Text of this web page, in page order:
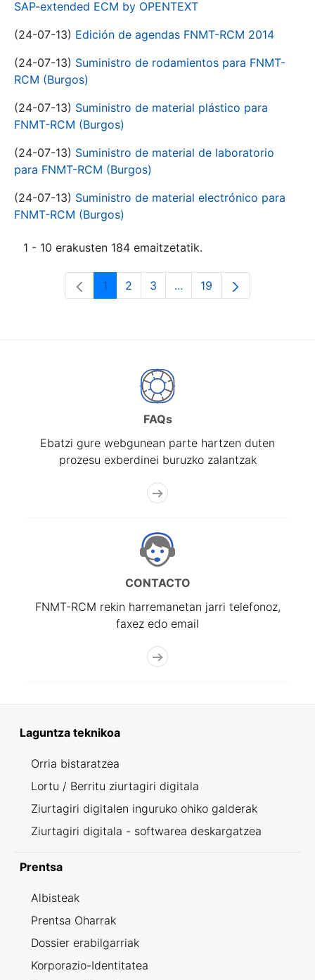
SAP-extended ECM by OPENTEXT
(24-07-13) Edición de agendas FNMT-RCM 2014
(24-07-13) Suministro de rodamientos para FNMT-
RCM (Burgos)
(24-07-13) Suministro de material plástico para
FNMT-RCM (Burgos)
(24-07-13) Suministro de material de laboratorio
para FNMT-RCM (Burgos)
(24-07-13) Suministro de material electrónico para
FNMT-RCM (Burgos)
1 - 10 erakusten 184 emaitzetatik.
Orrialdea
1 Orrialdea
2 Orrialdea
3 ...Intermediate Pages Use
Orrialdea
19
FAQs
Ebatzi gure webgunean parte hartzen duten
prozesu exberdinei buruzko zalantzak
CONTACTO
FNMT-RCM rekin harremanetan jarri telefonoz,
faxez edo email
Laguntza teknikoa
Orria bistaratzea
Lortu / Berritu ziurtagiri digitala
Ziurtagiri digitalen inguruko ohiko galderak
Ziurtagiri digitala - softwarea deskargatzea
Prentsa
Albisteak
Prentsa Oharrak
Dossier erabilgarriak
Korporazio-Identitatea